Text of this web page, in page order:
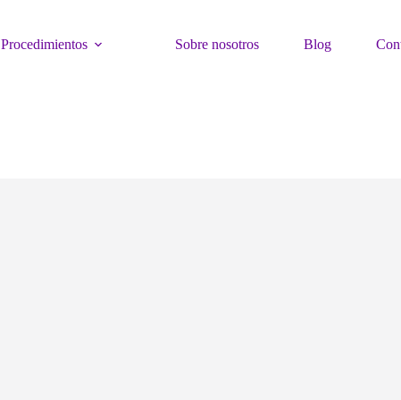
Procedimientos Sobre nosotros Blog